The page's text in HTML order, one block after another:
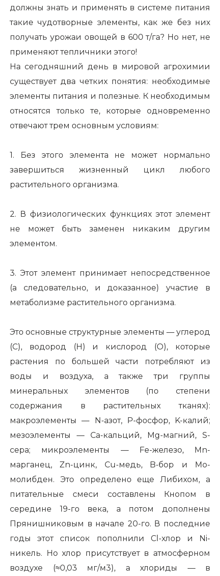
должны знать и применять в системе питания
такие чудотворные элементы, как же без них
получать урожаи овощей в 600 т/га? Но нет, не
применяют тепличники этого!
На сегодняшний день в мировой агрохимии
существует два четких понятия: необходимые
элементы питания и полезные. К необходимым
относятся только те, которые одновременно
отвечают трем основным условиям:
1. Без этого элемента не может нормально
завершиться жизненный цикл любого
растительного организма.
2. В физиологических функциях этот элемент
не может быть заменен никаким другим
элементом.
3. Этот элемент принимает непосредственное
(а следовательно, и доказанное) участие в
метаболизме растительного организма.
Это основные структурные элементы — углерод
(С), водород (Н) и кислород (О), которые
растения по большей части потребляют из
воды и воздуха, а также три группы
минеральных элементов (по степени
содержания в растительных тканях):
макроэлементы — N-азот, P-фосфор, K-калий;
мезоэлементы — Ca-кальций, Mg-магний, S-
сера; микроэлементы — Fe-железо, Mn-
марганец, Zn-цинк, Cu-медь, B-бор и Mo-
молибден. Это определено еще Либихом, а
питательные смеси составлены Кнопом в
середине 19-го века, а потом дополнены
Прянишниковым в начале 20-го. В последние
годы этот список пополнили Cl-хлор и Ni-
никель. Но хлор присутствует в атмосферном
воздухе (≈0,03 мг/м3), а хлориды — в